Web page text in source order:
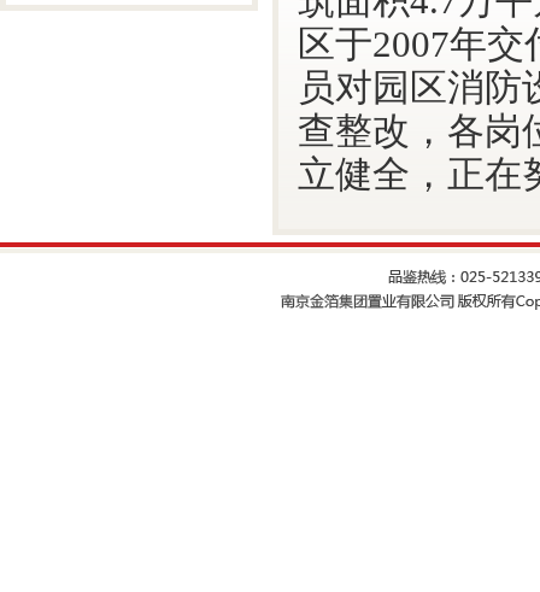
区于2007年
员对园区消防
查整改，各岗
立健全，正在